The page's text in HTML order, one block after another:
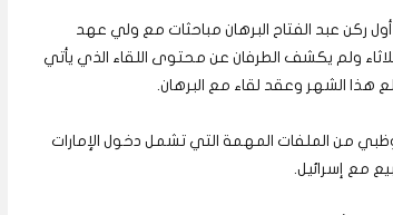
ركن عبد الفتاح البرهان مباحثات مع ولي عهد
ولم يكشف الطرفان عن محتوى اللقاء الذي يأتي
هذا الشهر وعقد لقاء مع البرهان.
من الملفات المهمة التي تشمل دخول الإمارات
مع إسرائيل.